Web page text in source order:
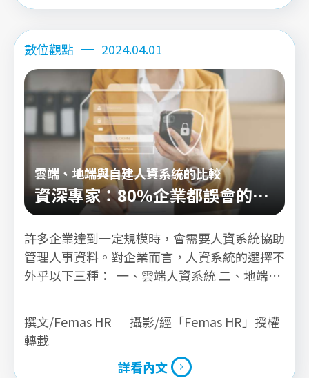
數位觀點
2024.04.01
雲端、地端與自建人資系統的比較
資深專家：80%企業都誤會的資
安觀念！
許多企業達到一定規模時，會需要人資系統協助
管理人事資料。對企業而言，人資系統的選擇不
外乎以下三種： 一、雲端人資系統 二、地端人
撰文/Femas HR ｜ 攝影/經「Femas HR」授權
轉載
詳看內文